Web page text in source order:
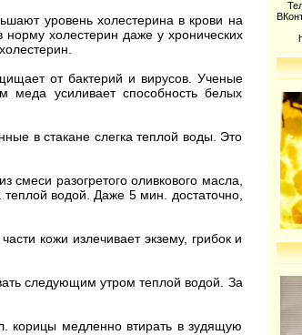
уровень холестерина в крови на
холестерин даже у хронических
от бактерий и вирусов. Ученые
меда усиливает способность белых
в стакане слегка теплой воды. Это
разогретого оливкового масла,
водой. Даже 5 мин. достаточно,
кожи излечивает экзему, грибок и
следующим утром теплой водой. За
медленно втирать в зудящую